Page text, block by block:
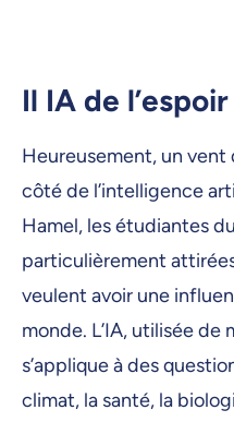
Il IA de l’espoir
Heureusement, un vent
côté de l’intelligence
Hamel, les étudiantes
particulièrement
veulent avoir une
monde. L’IA, utilisée de
s’applique à des
climat, la santé, la